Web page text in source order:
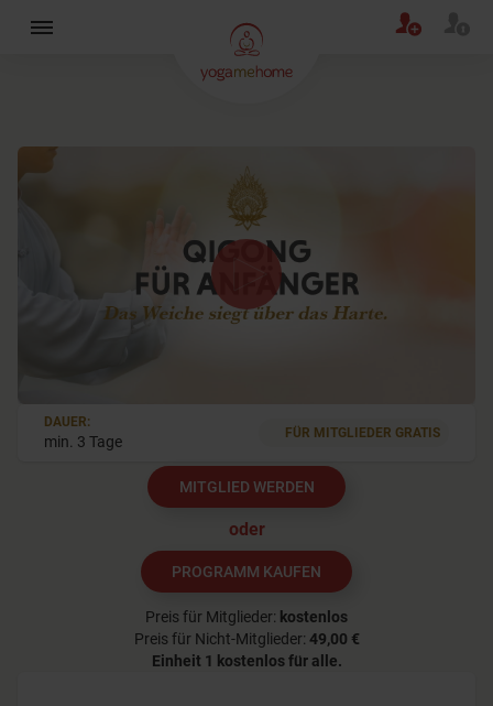
seconds
DAUER:
min. 3 Tage FÜR MITGLIEDER GRATIS
MITGLIED WERDEN
oder
PROGRAMM KAUFEN
Preis für Mitglieder: kostenlos
Preis für Nicht-Mitglieder: 49,00 €
Einheit 1 kostenlos für alle.